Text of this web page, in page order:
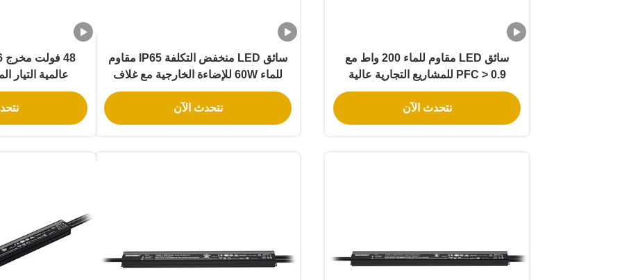
سائق LED مقاوم للماء 200 واط مع
PFC > 0.9 للمشاريع التجارية عالية
الكفاءة
نتحدث الآن
سائق LED منخفض التكلفة IP65 مقاوم
للماء 60W للإضاءة الخارجية مع غلاف
الألومنيوم
نتحدث الآن
عالمية التيار